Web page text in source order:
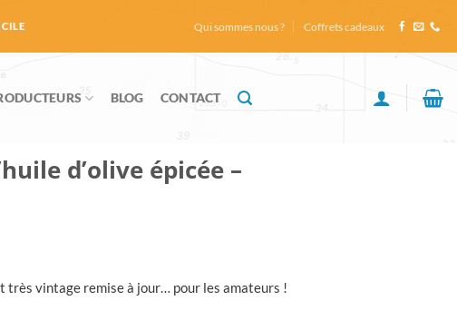
Qui sommes nous ? Coffrets cadeaux
BLOG CONTACT
d’olive épicée –
très vintage remise à jour… pour les amateurs !